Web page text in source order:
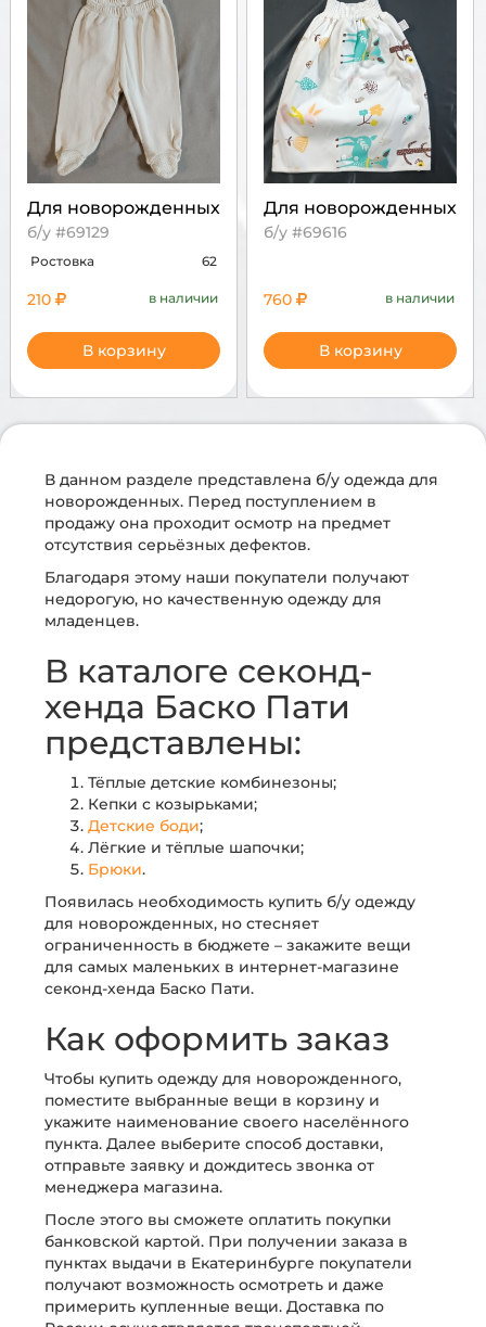
Для новорожденных
б/у #69129
Ростовка 62
210 в наличии
В корзину
Для новорожденных
б/у #69616
760 в наличии
В корзину
В данном разделе представлена б/у одежда для
новорожденных. Перед поступлением в
продажу она проходит осмотр на предмет
отсутствия серьёзных дефектов.
Благодаря этому наши покупатели получают
недорогую, но качественную одежду для
младенцев.
В каталоге секонд-
хенда Баско Пати
представлены:
Тёплые детские комбинезоны;
Кепки с козырьками;
Детские боди;
Лёгкие и тёплые шапочки;
Брюки.
Появилась необходимость купить б/у одежду
для новорожденных, но стесняет
ограниченность в бюджете – закажите вещи
для самых маленьких в интернет-магазине
секонд-хенда Баско Пати.
Как оформить заказ
Чтобы купить одежду для новорожденного,
поместите выбранные вещи в корзину и
укажите наименование своего населённого
пункта. Далее выберите способ доставки,
отправьте заявку и дождитесь звонка от
менеджера магазина.
После этого вы сможете оплатить покупки
банковской картой. При получении заказа в
пунктах выдачи в Екатеринбурге покупатели
получают возможность осмотреть и даже
примерить купленные вещи. Доставка по